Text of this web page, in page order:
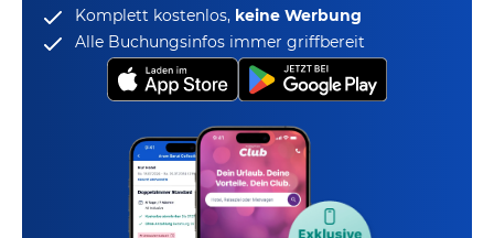
Komplett kostenlos, keine Werbung
Alle Buchungsinfos immer griffbereit